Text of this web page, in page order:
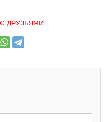
ДРУЗЬЯМИ